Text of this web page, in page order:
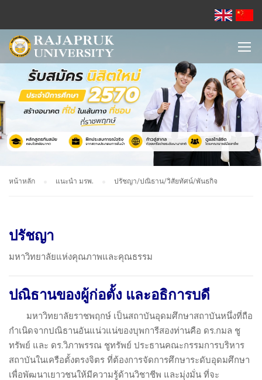
หน้าหลัก แนะนำ มรพ. ปรัชญา/ปณิธาน/วิสัยทัศน์/พันธกิจ
ปรัชญา
มหาวิทยาลัยแห่งคุณภาพและคุณธรรม
ปณิธานของผู้ก่อตั้ง และอธิการบดี
มหาวิทยาลัยราชพฤกษ์ เป็นสถาบันอุดมศึกษาสถาบันหนึ่งที่ถือ
กำเนิดจากปณิธานอันแน่วแน่ของบุพการีสองท่านคือ ดร.กมล ชู
ทรัพย์ และ ดร.วิภาพรรณ ชูทรัพย์ ประธานคณะกรรมการบริหาร
สถาบันในเครือตั้งตรงจิตร ที่ต้องการจัดการศึกษาระดับอุดมศึกษา
เพื่อพัฒนาเยาวชนให้มีความรู้ด้านวิชาชีพ และมุ่งมั่น ที่จะ